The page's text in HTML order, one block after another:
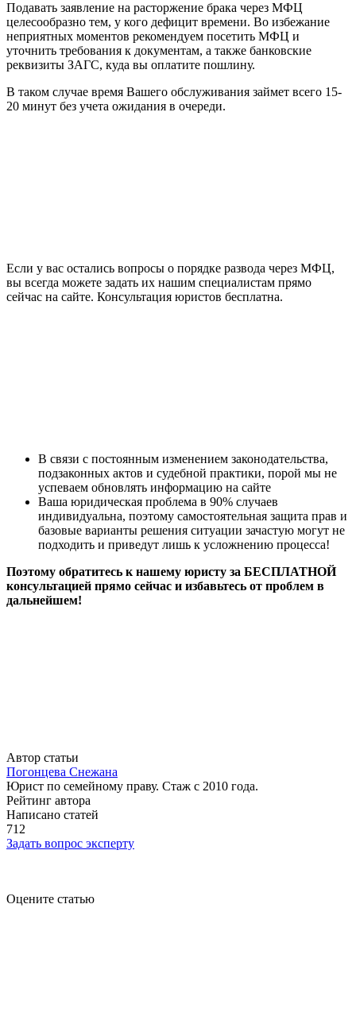
Подавать заявление на расторжение брака через МФЦ
целесообразно тем, у кого дефицит времени. Во избежание
неприятных моментов рекомендуем посетить МФЦ и
уточнить требования к документам, а также банковские
реквизиты ЗАГС, куда вы оплатите пошлину.
В таком случае время Вашего обслуживания займет всего 15-
20 минут без учета ожидания в очереди.
Если у вас остались вопросы о порядке развода через МФЦ,
вы всегда можете задать их нашим специалистам прямо
сейчас на сайте. Консультация юристов бесплатна.
В связи с постоянным изменением законодательства,
подзаконных актов и судебной практики, порой мы не
успеваем обновлять информацию на сайте
Ваша юридическая проблема в 90% случаев
индивидуальна, поэтому самостоятельная защита прав и
базовые варианты решения ситуации зачастую могут не
подходить и приведут лишь к усложнению процесса!
Поэтому обратитесь к нашему юристу за БЕСПЛАТНОЙ
консультацией прямо сейчас и избавьтесь от проблем в
дальнейшем!
Автор статьи
Погонцева Снежана
Юрист по семейному праву. Стаж с 2010 года.
Рейтинг автора
Написано статей
712
Задать вопрос эксперту
Оцените статью